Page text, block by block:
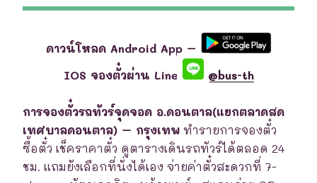
ดาวน์โหลด Android App –
IOS จองตั๋วผ่าน Line
@bus-th
การจองตั๋วรถทัวร์จุดจอด อ.ดอนตาล(แยกตลาดสด
เทศบาลดอนตาล) – กรุงเทพ ทำรายการจองตั๋ว
ซื้อตั๋ว เช็คราคาตั๋ว ดูตารางเดินรถทัวร์ได้ตลอด 24
ชม. แถมยังเลือกที่นั่งได้เอง จ่ายค่าตั๋วสะดวกที่ 7-